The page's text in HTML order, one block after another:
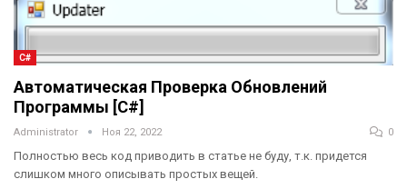
C#
Автоматическая Проверка Обновлений
Программы [C#]
Administrator Ноя 22, 2022 0
Полностью весь код приводить в статье не буду, т.к. придется
слишком много описывать простых вещей.